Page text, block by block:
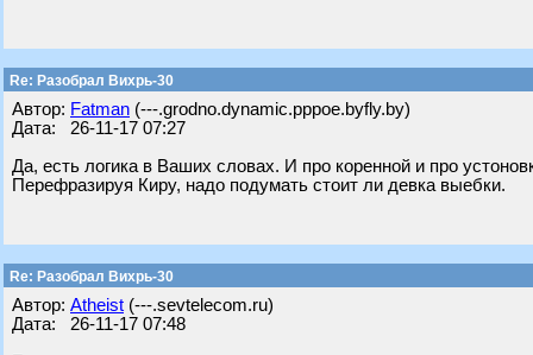
Re: Разобрал Вихрь-30
Автор: Fatman (---.grodno.dynamic.pppoe.byfly.by)
Дата: 26-11-17 07:27
Да, есть логика в Ваших словах. И про коренной и про
Перефразируя Киру, надо подумать стоит ли девка выебки.
Re: Разобрал Вихрь-30
Автор: Atheist (---.sevtelecom.ru)
Дата: 26-11-17 07:48